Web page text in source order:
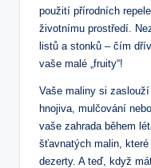
použití přírodních
životnímu prostředí.
listů a stonků – čím
vaše malé „fruity“!
Vaše maliny si
hnojiva, mulčování
vaše zahrada během
šťavnatých malin,
dezerty. A teď, když